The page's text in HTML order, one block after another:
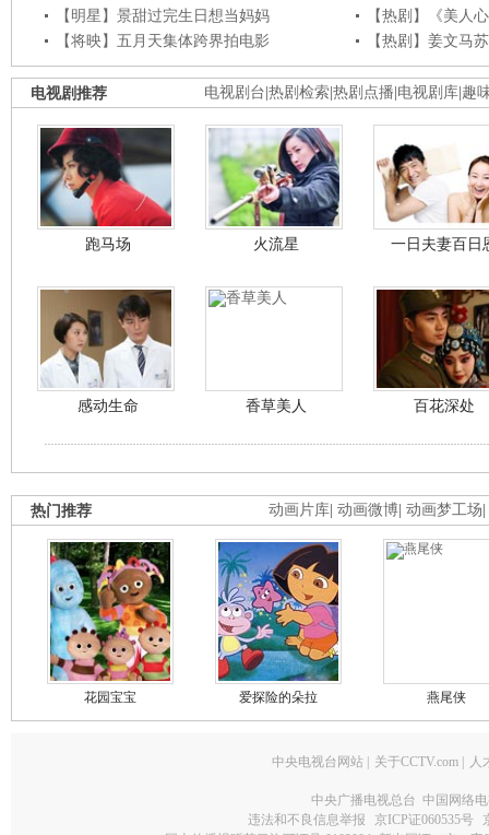
【明星】景甜过完生日想当妈妈
【热剧】《美人
【将映】五月天集体跨界拍电影
【热剧】姜文马
电视剧台 热剧检索 热剧点播 电视剧库 趣
电视剧推荐
跑马场 火流星 一日夫妻百日
感动生命 香草美人 百花深处
动画片库 动画微博 动画梦工场
热门推荐
花园宝宝 爱探险的朵拉 燕尾侠
中央电视台网站 关于CCTV.com 人
中央广播电视总台 中国网络
违法和不良信息举报
京ICP证060535号